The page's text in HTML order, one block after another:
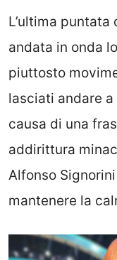
L’ultima puntata
andata in onda
piuttosto
lasciati andare
causa di una
addirittura
Alfonso
mantenere la